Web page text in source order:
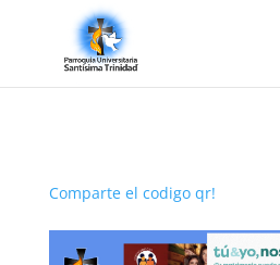
Comparte el codigo qr!